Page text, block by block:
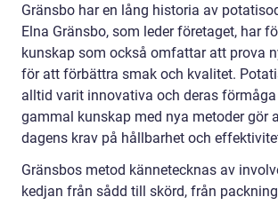
Gränsbo har en lång historia av
Elna Gränsbo, som leder företaget, har
kunskap som också omfattar att prova
för att förbättra smak och kvalitet.
alltid varit innovativa och deras
gammal kunskap med nya metoder gör
dagens krav på hållbarhet och
Gränsbos metod kännetecknas av
kedjan från sådd till skörd, från